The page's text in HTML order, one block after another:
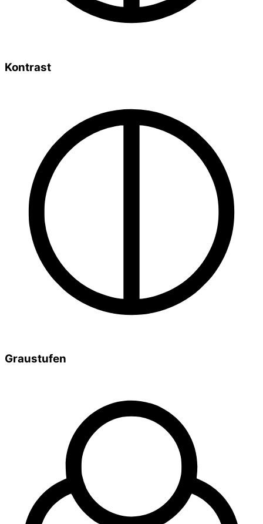
Kontrast
Graustufen